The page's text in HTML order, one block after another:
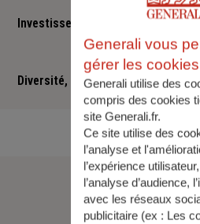
Investisseur responsable
Nous sommes convaincus qu'il est
financière et retombées positives :
services que nous vous proposons.
Diversité, Equité, Inclusion
Nous faisons de la diversité, de l'équité
engagement quotidien.
Notre
Generali vous
gérer les cookies
Generali utilise des
compris des cookies
site Generali.fr.
Ce site utilise des
l’analyse et
l’expérience
l’analyse d’audience,
avec les réseaux
publicitaire (ex : Les